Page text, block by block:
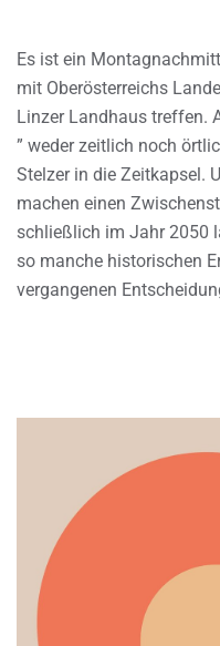
Es ist ein
mit Oberösterreichs
Linzer Landhaus treffen.
” weder zeitlich noch
Stelzer in die Zeitkapsel.
machen einen
schließlich im Jahr 2050
so manche historischen
vergangenen